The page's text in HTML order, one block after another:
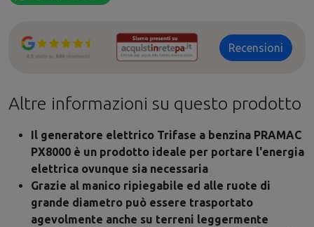
Recensioni
Altre informazioni su questo prodotto
Il generatore elettrico Trifase a benzina PRAMAC
PX8000 è un prodotto ideale per portare l'energia
elettrica ovunque sia necessaria
Grazie al manico ripiegabile ed alle ruote di
grande diametro può essere trasportato
agevolmente anche su terreni leggermente